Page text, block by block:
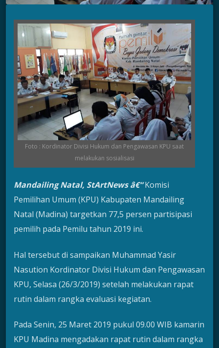
Foto : Kordinator Divisi Hukum dan Pengawasan KPU saat
melakukan sosialisasi
Mandailing Natal, StArtNews â€“Komisi
Pemilihan Umum (KPU) Kabupaten Mandailing
Natal (Madina) targetkan 77,5 persen partisipasi
pemilih pada Pemilu tahun 2019 ini.
Hal tersebut di sampaikan Muhammad Yasir
Nasution Kordinator Divisi Hukum dan Pengawasan
KPU, Selasa (26/3/2019) setelah melakukan rapat
rutin dalam rangka evaluasi kegiatan.
Pada Senin, 25 Maret 2019 pukul 09.00 WIB kamarin
KPU Madina mengadakan rapat rutin dalam rangka